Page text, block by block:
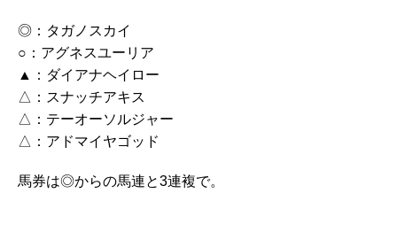
◎：タガノスカイ
○：アグネスユーリア
▲：ダイアナヘイロー
△：スナッチアキス
△：テーオーソルジャー
△：アドマイヤゴッド
馬券は◎からの馬連と3連複で。